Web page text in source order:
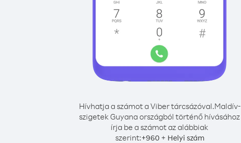
Hívhatja a számot a Viber tárcsázóval.Maldív-
szigetek Guyana országból történő hívásához
írja be a számot az alábbiak
szerint:+960+ Helyi szám